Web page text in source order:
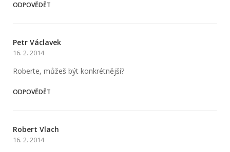
ODPOVĚDĚT
Petr Václavek
16. 2. 2014
Roberte, můžeš být konkrétnější?
ODPOVĚDĚT
Robert Vlach
16. 2. 2014